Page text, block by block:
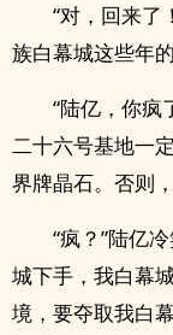
“对，回来了
族白幕城这些年
“陆亿，你疯
二十六号基地一
界牌晶石。否则
“疯？”陆亿
城下手，我白幕
境，要夺取我白